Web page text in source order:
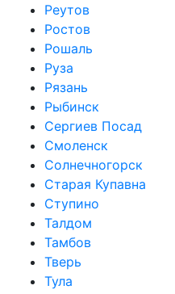
Реутов
Ростов
Рошаль
Руза
Рязань
Рыбинск
Сергиев Посад
Смоленск
Солнечногорск
Старая Купавна
Ступино
Талдом
Тамбов
Тверь
Тула